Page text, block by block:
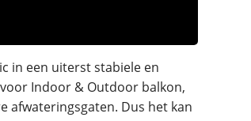
in een uiterst stabiele en
Indoor & Outdoor balkon,
afwateringsgaten. Dus het kan